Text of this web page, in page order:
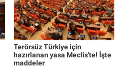
Terörsüz Türkiye için
hazırlanan yasa Meclis'te! İşte
maddeler